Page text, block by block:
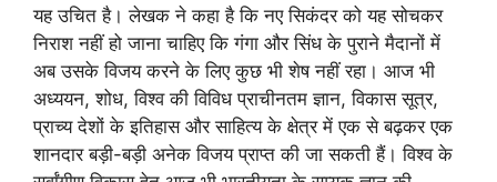
यह उचित है। लेखक ने कहा है कि नए सिकंदर को यह सोचकर
निराश नहीं हो जाना चाहिए कि गंगा और सिंध के पुराने मैदानों में
अब उसके विजय करने के लिए कुछ भी शेष नहीं रहा। आज भी
अध्ययन, शोध, विश्व की विविध प्राचीनतम ज्ञान, विकास सूत्र,
प्राच्य देशों के इतिहास और साहित्य के क्षेत्र में एक से बढ़कर एक
शानदार बड़ी-बड़ी अनेक विजय प्राप्त की जा सकती हैं। विश्व के